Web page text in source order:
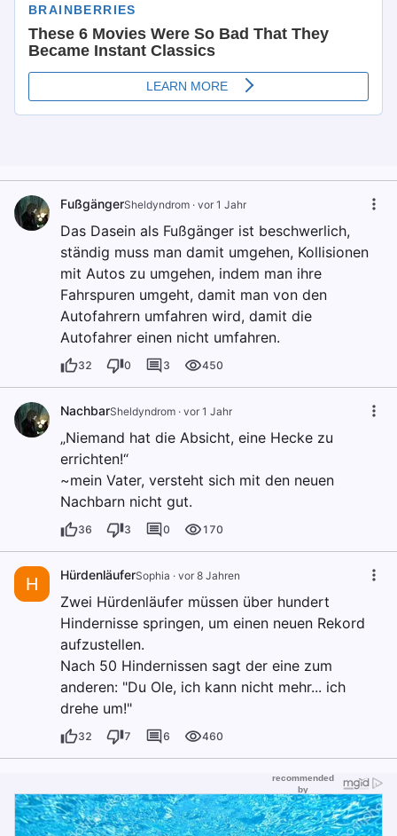
FußgängerSheldyndrom · vor 1 Jahr
Das Dasein als Fußgänger ist beschwerlich,
ständig muss man damit umgehen, Kollisionen
mit Autos zu umgehen, indem man ihre
Fahrspuren umgeht, damit man von den
Autofahrern umfahren wird, damit die
Autofahrer einen nicht umfahren.
32 0 3 450
NachbarSheldyndrom · vor 1 Jahr
„Niemand hat die Absicht, eine Hecke zu
errichten!“
~mein Vater, versteht sich mit den neuen
Nachbarn nicht gut.
36 3 0 170
H HürdenläuferSophia · vor 8 Jahren
Zwei Hürdenläufer müssen über hundert
Hindernisse springen, um einen neuen Rekord
aufzustellen.
Nach 50 Hindernissen sagt der eine zum
anderen: "Du Ole, ich kann nicht mehr... ich
drehe um!"
32 7 6 460